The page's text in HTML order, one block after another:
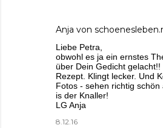
Anja von
Liebe Petra,
obwohl es ja ein ernstes
über Dein Gedicht
Rezept. Klingt lecker. Und
Fotos - sehen richtig
is der Knaller!
LG Anja
8.12.16